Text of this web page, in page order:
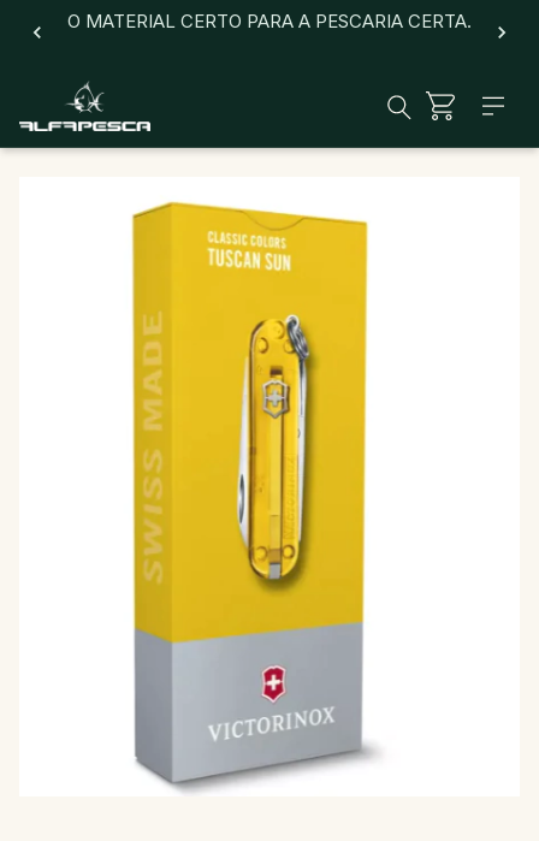
O MATERIAL CERTO PARA A PESCARIA CERTA.